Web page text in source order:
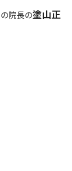
の院長の塗山正